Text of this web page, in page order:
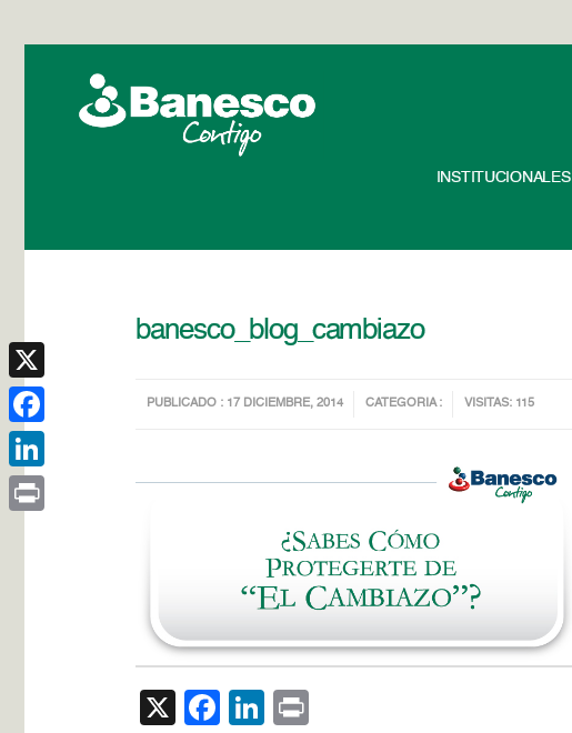
INSTITUCIONALES
banesco_blog_cambiazo
PUBLICADO : 17 DICIEMBRE, 2014 CATEGORIA : VISITAS: 115
X Facebook
LinkedIn
X
Facebook
LinkedIn